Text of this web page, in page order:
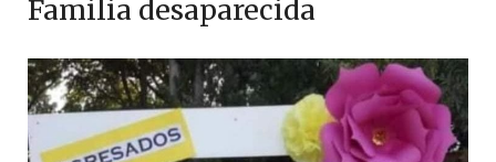
Familia desaparecida